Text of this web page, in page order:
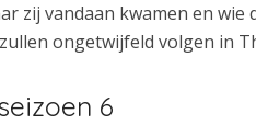
zij vandaan kwamen en wie
ongetwijfeld volgen in
6